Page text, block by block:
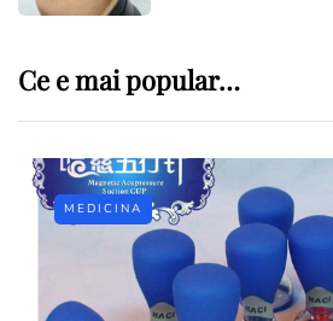
Ce e mai popular…
MEDICINA